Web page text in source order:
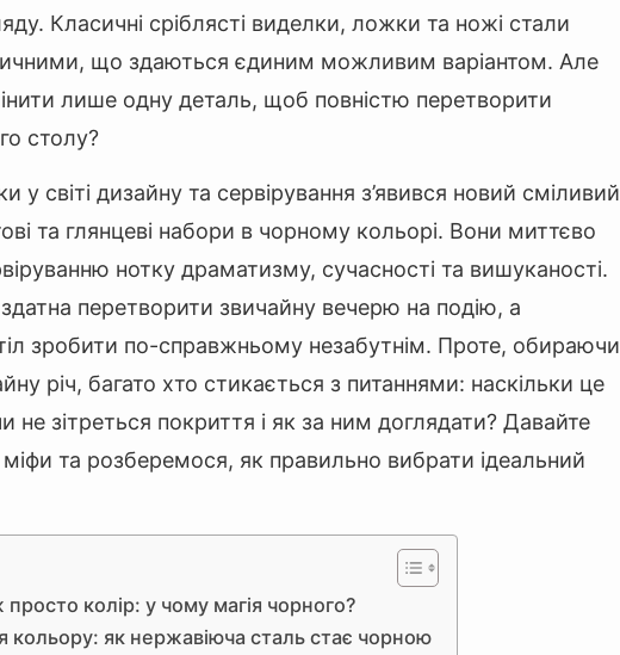
Класичні сріблясті виделки, ложки та ножі стали
що здаються єдиним можливим варіантом. Але
лише одну деталь, щоб повністю перетворити
столу?
у світі дизайну та сервірування з’явився новий сміливий
та глянцеві набори в чорному кольорі. Вони миттєво
нотку драматизму, сучасності та вишуканості.
перетворити звичайну вечерю на подію, а
зробити по-справжньому незабутнім. Проте, обираючи
річ, багато хто стикається з питаннями: наскільки це
не зітреться покриття і як за ним доглядати? Давайте
міфи та розберемося, як правильно вибрати ідеальний
просто колір: у чому магія чорного?
кольору: як нержавіюча сталь стає чорною